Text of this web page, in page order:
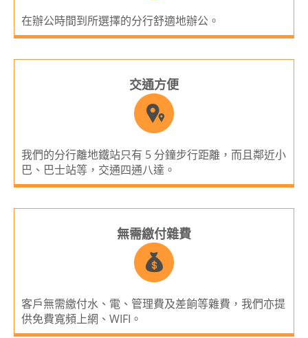
在辦公時間到所選擇的分行舒適地辦公。
交通方便
我們的分行離地鐵站只有 5 分鐘步行距離，而且鄰近小
巴、巴士站等，交通四通八達。
無需繳付雜費
客戶無需繳付水、電、管理費及差餉等雜費，我們亦提
供免費寬頻上網、WIFI。